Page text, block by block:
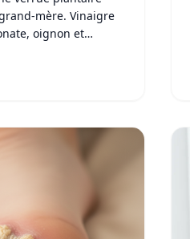
mère. Vinaigre
oignon et